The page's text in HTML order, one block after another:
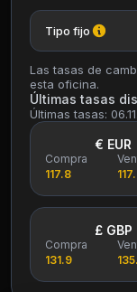
Tipo fijo
Las tasas de
esta oficina.
Últimas tasas
Últimas tasas:
€ EUR
Compra
117.8
£ GBP
Compra
131.9